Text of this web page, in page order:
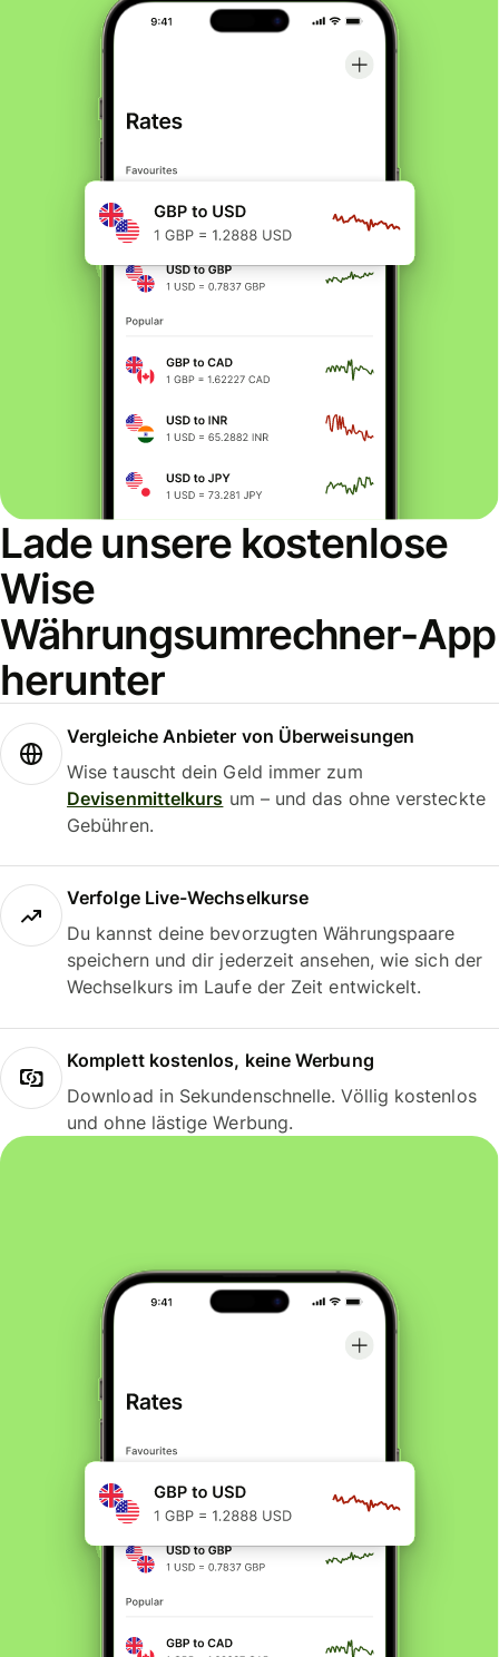
Lade unsere kostenlose
Wise
Währungsumrechner-App
herunter
Vergleiche Anbieter von Überweisungen
Wise tauscht dein Geld immer zum
Devisenmittelkurs um – und das ohne versteckte
Gebühren.
Verfolge Live-Wechselkurse
Du kannst deine bevorzugten Währungspaare
speichern und dir jederzeit ansehen, wie sich der
Wechselkurs im Laufe der Zeit entwickelt.
Komplett kostenlos, keine Werbung
Download in Sekundenschnelle. Völlig kostenlos
und ohne lästige Werbung.